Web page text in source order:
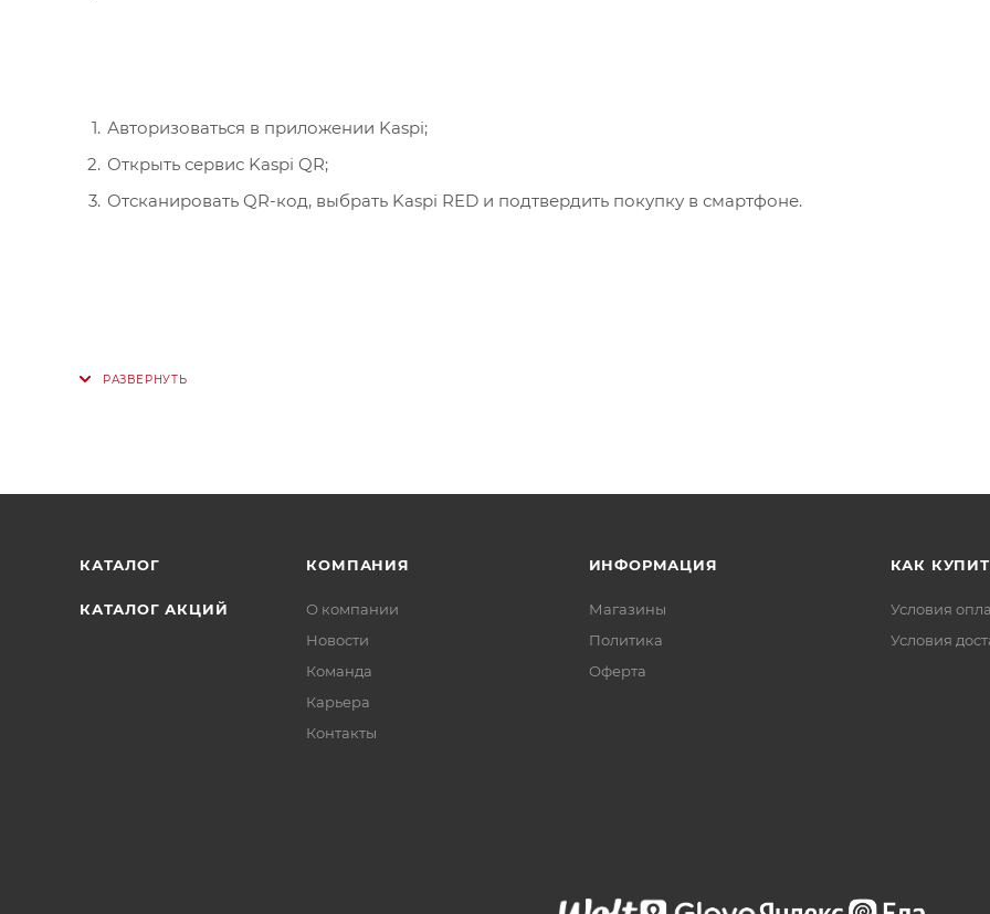
Авторизоваться в приложении Kaspi;
Открыть сервис Kaspi QR;
Отсканировать QR-код, выбрать Kaspi RED и подтвердить покупку в смартфоне.
КАТАЛОГ
КАТАЛОГ АКЦИЙ
КОМПАНИЯ
О компании
Новости
Команда
Карьера
Контакты
ИНФОРМАЦИЯ
Магазины
Политика
Офертa
КАК
Условия
Условия